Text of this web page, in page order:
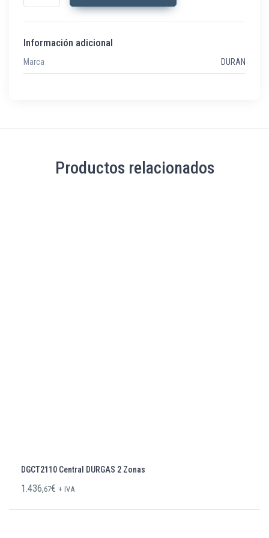
Información adicional
Marca DURAN
Productos relacionados
DGCT2110 Central DURGAS 2 Zonas
1.436,67€ + IVA